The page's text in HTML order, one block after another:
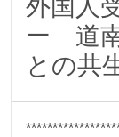
外国人
ー 道
との共